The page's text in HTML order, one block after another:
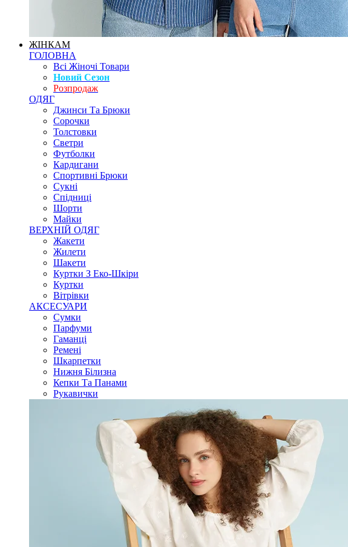
ЖІНКАМ
ГОЛОВНА
Всі Жіночі Товари
Новий Сезон
Розпродаж
ОДЯГ
Джинси Та Брюки
Сорочки
Толстовки
Светри
Футболки
Кардигани
Спортивні Брюки
Сукні
Спідниці
Шорти
Майки
ВЕРХНІЙ ОДЯГ
Жакети
Жилети
Шакети
Куртки З Еко-Шкіри
Куртки
Вітрівки
АКСЕСУАРИ
Сумки
Парфуми
Гаманці
Ремені
Шкарпетки
Нижня Білизна
Кепки Та Панами
Рукавички